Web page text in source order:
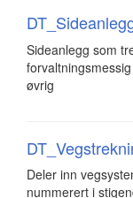
Sideanlegg som
øvrig
Deler inn
nummerert i